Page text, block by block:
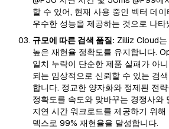
할 수 있어, 현재 사용 중인 벡터 데
우수한 성능을 제공하는 것으로 나타
규모에 따른 검색 품질: Zilliz Cloud
높은 재현율 정확도를 유지합니다.
일치 누락이 단순한 제품 실패가 아
되는 임상적으로 신뢰할 수 있는 검
합니다. 정교한 양자화와 정제된 전
정확도를 속도와 맞바꾸는 경쟁사와
지연 시간 워크로드를 제공하기 위
덱스로 99% 재현율을 달성합니다.